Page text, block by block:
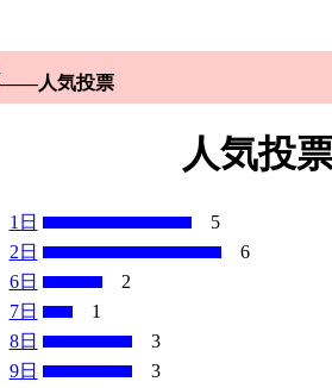
――人気投票
人気投
1日
5
2日
6
6日
2
7日
1
8日
3
9日
3